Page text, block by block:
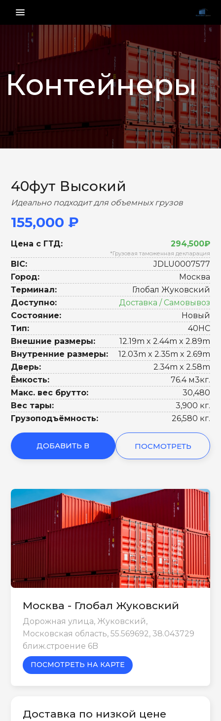
menu_vert
Контейнеры
НАЗАД ВПЕРЕД
40фут Высокий
Идеально подходит для объемных грузов
155,000 ₽
Цена с ГТД: 294,500₽
*Грузовая таможенная декларация
BIC:
JDLU0007577
Город:
Москва
Терминал:
Глобал Жуковский
Доступно:
Доставка / Самовывоз
Состояние:
Новый
Тип:
40HC
Внешние размеры:
12.19m x 2.44m x 2.89m
Внутренние размеры:
12.03m x 2.35m x 2.69m
Дверь:
2.34m x 2.58m
Ёмкость:
76.4 м3кг.
Макс. вес брутто:
30,480
Вес тары:
3,900 кг.
Грузоподъёмность:
26,580 кг.
ДОБАВИТЬ В ПОСМОТРЕТЬ
Москва - Глобал Жуковский
Дорожная улица, Жуковский,
Московская область, 55.569692, 38.043729
ближ.строение 6B
ПОСМОТРЕТЬ НА КАРТЕ
Доставка по низкой цене